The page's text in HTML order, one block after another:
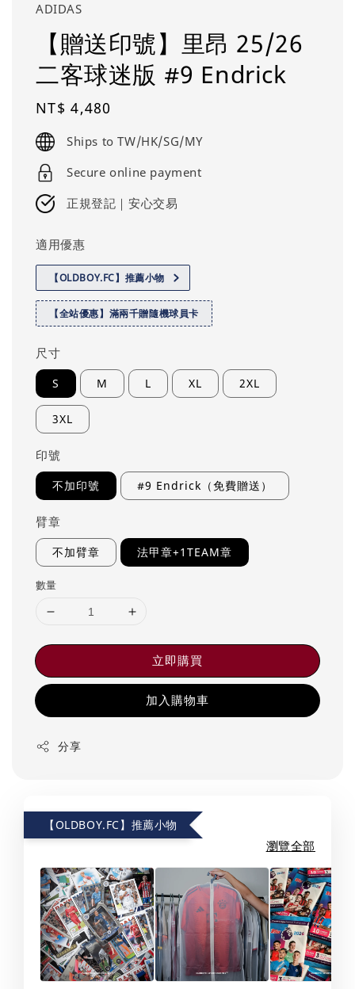
ADIDAS
【贈送印號】里昂 25/26
二客球迷版 #9 Endrick
Regular
price
NT$ 4,480
Ships to TW/HK/SG/MY
Secure online payment
正規登記｜安心交易
適用優惠
【OLDBOY.FC】推薦小物
【全站優惠】滿兩千贈隨機球員卡
尺寸
S M L XL 2XL
3XL
印號
不加印號 #9 Endrick（免費贈送）
臂章
不加臂章 法甲章+1TEAM章
數量
立即購買
加入購物車
分享
【OLDBOY.FC】推薦小物
瀏覽全部